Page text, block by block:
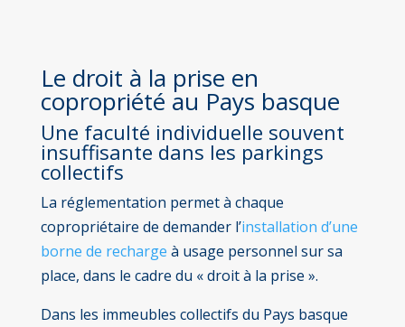
Le droit à la prise en
copropriété au Pays basque
Une faculté individuelle souvent
insuffisante dans les parkings
collectifs
La réglementation permet à chaque
copropriétaire de demander l’installation d’une
borne de recharge à usage personnel sur sa
place, dans le cadre du « droit à la prise ».
Dans les immeubles collectifs du Pays basque